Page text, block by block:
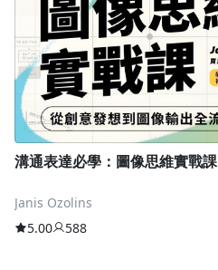
溝通表達必學：圖像思維實戰課
Janis Ozolins
5.00
588